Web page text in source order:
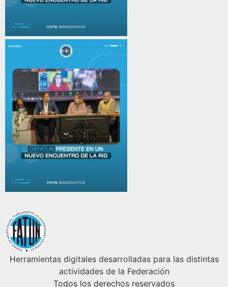
Herramientas digitales desarrolladas para las distintas
actividades de la Federación
Todos los derechos reservados